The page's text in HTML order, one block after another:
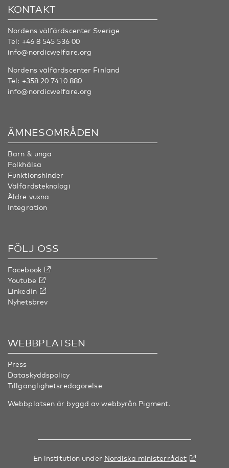
KONTAKT
Nordens välfärdscenter Sverige
Tel: +46 8 545 536 00
info@nordicwelfare.org
Nordens välfärdscenter Finland
Tel: +358 20 7410 880
info@nordicwelfare.org
ÄMNESOMRÅDEN
Barn & unga
Folkhälsa
Funktionshinder
Välfärdsteknologi
Äldre vuxna
Integration
FÖLJ OSS
Facebook
Youtube
LinkedIn
Nyhetsbrev
WEBBPLATSEN
Press
Dataskyddspolicy
Tillgänglighetsredogörelse
Webbplatsen är byggd av webbyrån Pigment.
En institution under Nordiska ministerrådet